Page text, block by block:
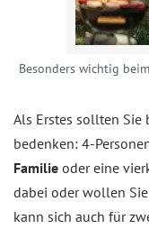
Besonders wichtig
Als Erstes sollten Sie
bedenken: 4-
Familie oder eine
dabei oder wollen
kann sich auch für